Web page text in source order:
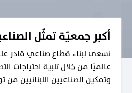
أكبر جمعيّة تمثّل
نسعى لبناء قطاع صناعي قادر
عالميًا من خلال تلبية احتياجات
وتمكين الصناعيين اللبنانيين